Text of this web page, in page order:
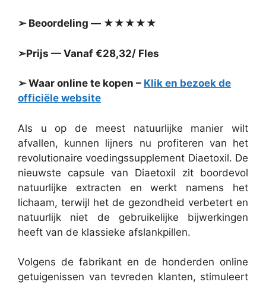
➢ Beoordeling — ★★★★★
➢Prijs — Vanaf €28,32/ Fles
➢ Waar online te kopen – Klik en bezoek de
officiële website
Als u op de meest natuurlijke manier wilt
afvallen, kunnen lijners nu profiteren van het
revolutionaire voedingssupplement Diaetoxil. De
nieuwste capsule van Diaetoxil zit boordevol
natuurlijke extracten en werkt namens het
lichaam, terwijl het de gezondheid verbetert en
natuurlijk niet de gebruikelijke bijwerkingen
heeft van de klassieke afslankpillen.
Volgens de fabrikant en de honderden online
getuigenissen van tevreden klanten, stimuleert